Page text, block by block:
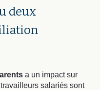
deux
a un impact sur
salariés sont